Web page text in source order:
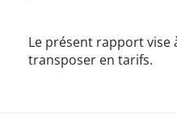
Le présent rapport vise
transposer en tarifs.